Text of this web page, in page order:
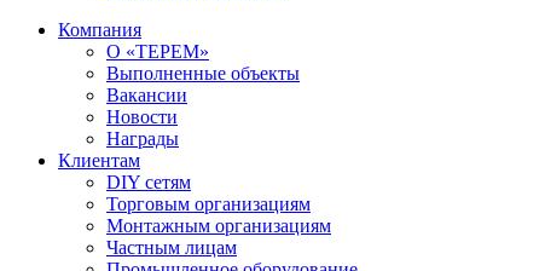
Компания
О «ТЕРЕМ»
Выполненные объекты
Вакансии
Новости
Награды
Клиентам
DIY сетям
Торговым организациям
Монтажным организациям
Частным лицам